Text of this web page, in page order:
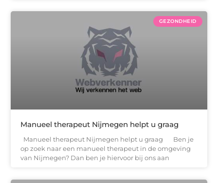
GEZONDHEID
Manueel therapeut Nijmegen helpt u graag
Manueel therapeut Nijmegen helpt u graag Ben je
op zoek naar een manueel therapeut in de omgeving
van Nijmegen? Dan ben je hiervoor bij ons aan